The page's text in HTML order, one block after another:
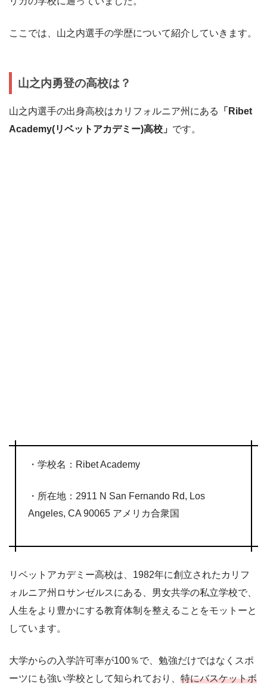
ここでは、山之内選手の学歴について紹介していきます。
山之内勇登の高校は？
山之内選手の出身高校はカリフォルニア州にある
「Ribet
Academy(リベットアカデミー)高校」 です。
・学校名：Ribet Academy
・所在地：2911 N San Fernando Rd, Los
Angeles, CA 90065 アメリカ合衆国
リベットアカデミー高校は、1982年に創立されたカリフ
ォルニア州ロサンゼルスにある、男女共学の私立学校で、
人生をより豊かにする教育体制を整えることをモットーと
しています。
大学からの入学許可率が100％で、勉強だけではなくスポ
ーツにも強い学校として知られており、 特にバスケットボ